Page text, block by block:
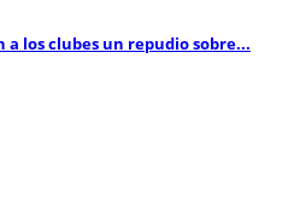
los clubes un repudio sobre...